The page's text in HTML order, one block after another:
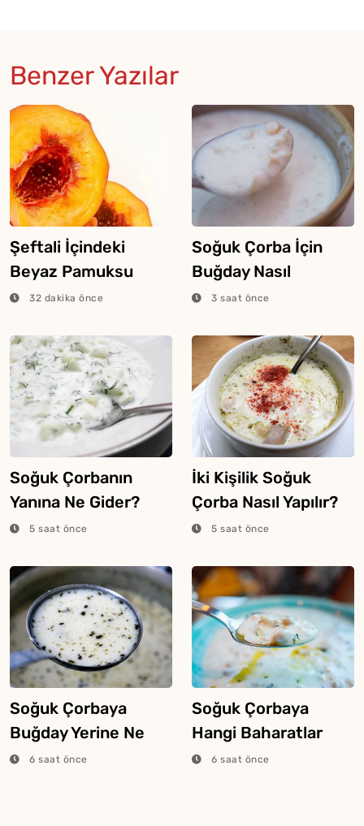
Benzer Yazılar
Şeftali İçindeki
Beyaz Pamuksu
Dokunun Sebebi
32 dakika önce
Soğuk Çorba İçin
Buğday Nasıl
Haşlanır?
3 saat önce
Soğuk Çorbanın
Yanına Ne Gider?
5 saat önce
İki Kişilik Soğuk
Çorba Nasıl Yapılır?
5 saat önce
Soğuk Çorbaya
Buğday Yerine Ne
Konur?
6 saat önce
Soğuk Çorbaya
Hangi Baharatlar
Konulur?
6 saat önce